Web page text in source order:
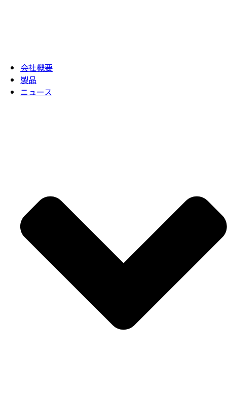
会社概要
製品
ニュース